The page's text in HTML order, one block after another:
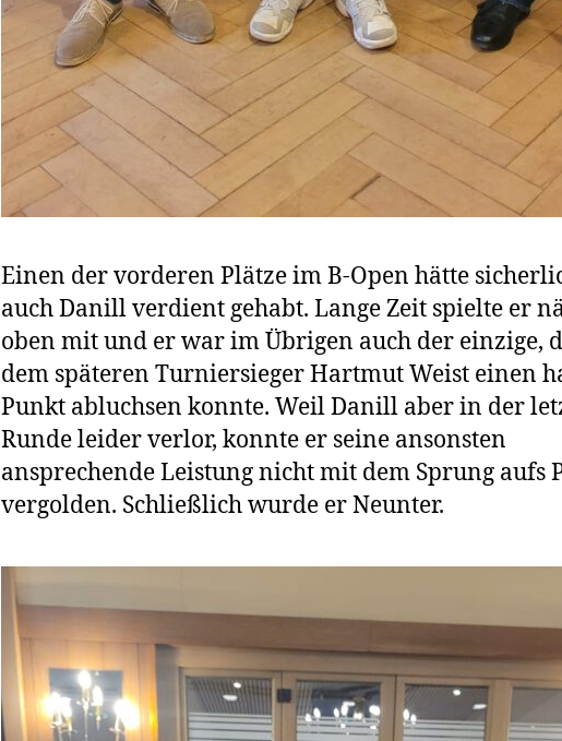
Einen der vorderen Plätze im B-Open hätte
auch Danill verdient gehabt. Lange Zeit spielte er
oben mit und er war im Übrigen auch der einzige,
dem späteren Turniersieger Hartmut Weist einen
Punkt abluchsen konnte. Weil Danill aber in der
Runde leider verlor, konnte er seine ansonsten
ansprechende Leistung nicht mit dem Sprung aufs
vergolden. Schließlich wurde er Neunter.